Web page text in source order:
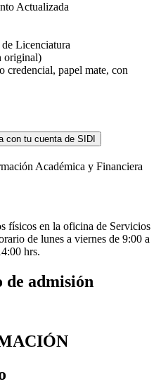
Actualizada
Licenciatura
original)
credencial, papel mate, con
con tu cuenta de SIDI
Académica y Financiera
físicos en la oficina de Servicios
de lunes a viernes de 9:00 a
hrs.
admisión